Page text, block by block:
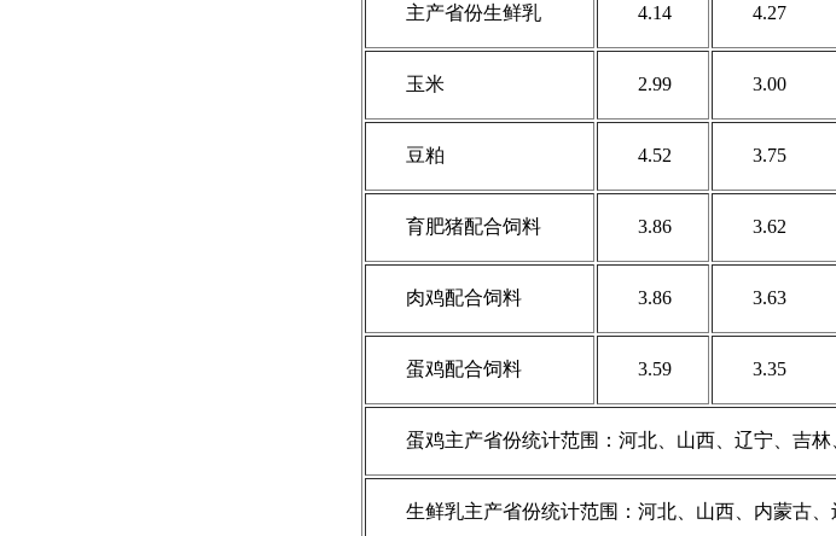
主产省份生鲜乳 4.14 4.27
玉米 2.99 3.00
豆粕 4.52 3.75
育肥猪配合饲料 3.86 3.62
肉鸡配合饲料 3.86 3.63
蛋鸡配合饲料 3.59 3.35
蛋鸡主产省份统计范围：河北、山西、辽宁、吉
生鲜乳主产省份统计范围：河北、山西、内蒙古